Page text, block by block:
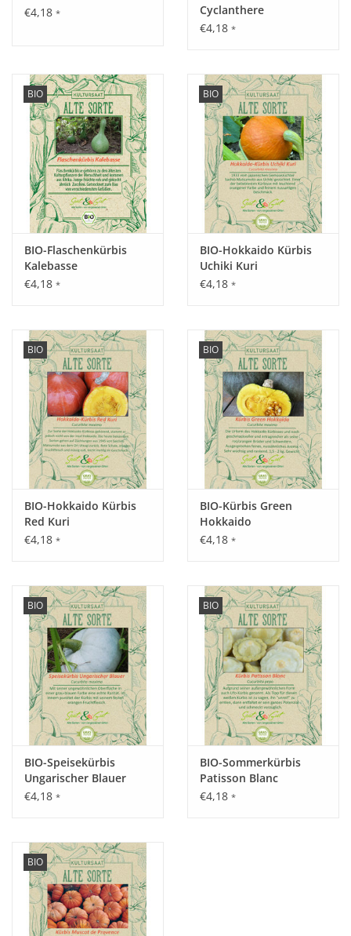
€4,18 *
Cyclanthere
€4,18 *
BIO
BIO-Flaschenkürbis
Kalebasse
€4,18 *
BIO
BIO-Hokkaido Kürbis
Uchiki Kuri
€4,18 *
BIO
BIO-Hokkaido Kürbis
Red Kuri
€4,18 *
BIO
BIO-Kürbis Green
Hokkaido
€4,18 *
BIO
BIO-Speisekürbis
Ungarischer Blauer
€4,18 *
BIO
BIO-Sommerkürbis
Patisson Blanc
€4,18 *
BIO